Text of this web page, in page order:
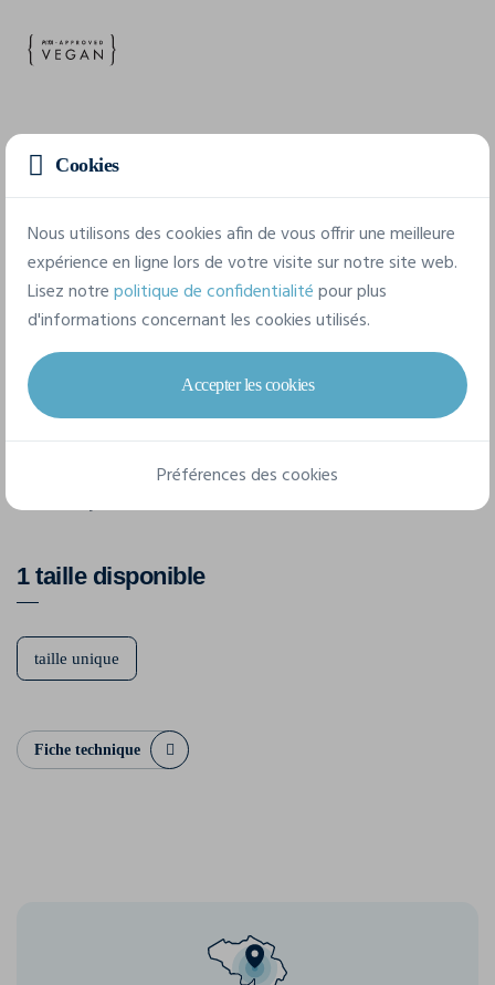
Caractéristiques
Marque
Kimood
Référence
Dimensions
0 cm x 0 cm x 0 cm
100% Polyester
1 taille disponible
taille unique
Fiche technique
Cookies
Nous utilisons des cookies afin de vous offrir une meilleure
expérience en ligne lors de votre visite sur notre site web.
Lisez notrepolitique de confidentialitépour plus
d'informations concernant les cookies utilisés.
Accepter les cookies
Préférences des cookies